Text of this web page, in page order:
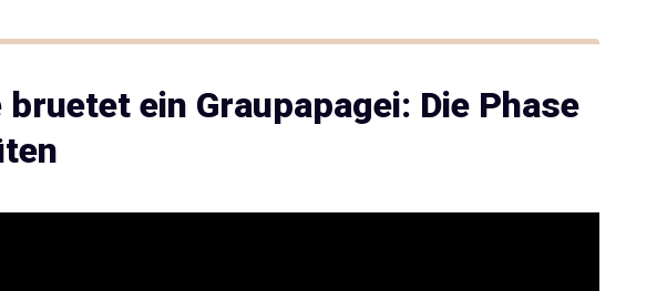
bruetet ein Graupapagei: Die Phase